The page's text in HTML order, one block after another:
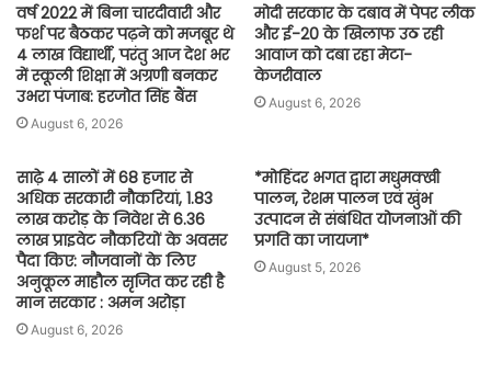
वर्ष 2022 में बिना चारदीवारी और
फर्श पर बैठकर पढ़ने को मजबूर थे
4 लाख विद्यार्थी, परंतु आज देश भर
में स्कूली शिक्षा में अग्रणी बनकर
उभरा पंजाब: हरजोत सिंह बैंस
August 6, 2026
मोदी सरकार के दबाव में पेपर लीक
और ई-20 के खिलाफ उठ रही
आवाज को दबा रहा मेटा-
केजरीवाल
August 6, 2026
साढ़े 4 सालों में 68 हजार से
अधिक सरकारी नौकरियां, 1.83
लाख करोड़ के निवेश से 6.36
लाख प्राइवेट नौकरियों के अवसर
पैदा किए: नौजवानों के लिए
अनुकूल माहौल सृजित कर रही है
मान सरकार : अमन अरोड़ा
August 6, 2026
*मोहिंदर भगत द्वारा मधुमक्खी
पालन, रेशम पालन एवं खुंभ
उत्पादन से संबंधित योजनाओं की
प्रगति का जायजा*
August 5, 2026